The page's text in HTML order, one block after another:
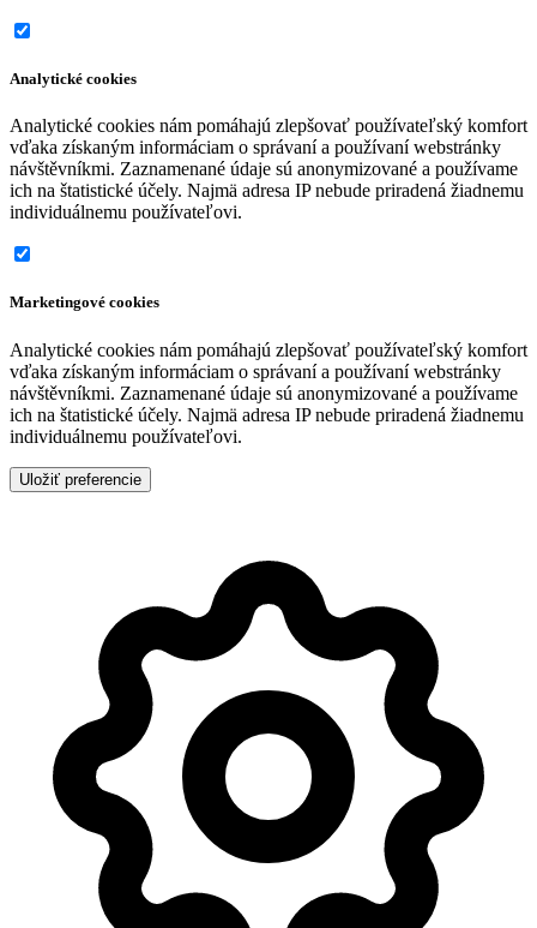
Analytické cookies
Analytické cookies nám pomáhajú zlepšovať používateľský komfort
vďaka získaným informáciam o správaní a používaní webstránky
návštěvníkmi. Zaznamenané údaje sú anonymizované a používame
ich na štatistické účely. Najmä adresa IP nebude priradená žiadnemu
individuálnemu používateľovi.
Marketingové cookies
Analytické cookies nám pomáhajú zlepšovať používateľský komfort
vďaka získaným informáciam o správaní a používaní webstránky
návštěvníkmi. Zaznamenané údaje sú anonymizované a používame
ich na štatistické účely. Najmä adresa IP nebude priradená žiadnemu
individuálnemu používateľovi.
Uložiť preferencie